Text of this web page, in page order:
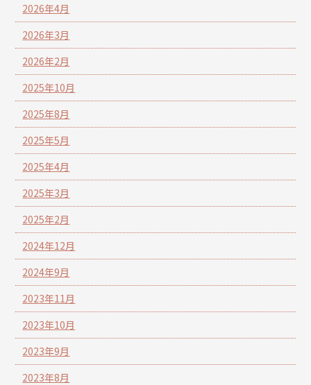
2026年4月
2026年3月
2026年2月
2025年10月
2025年8月
2025年5月
2025年4月
2025年3月
2025年2月
2024年12月
2024年9月
2023年11月
2023年10月
2023年9月
2023年8月